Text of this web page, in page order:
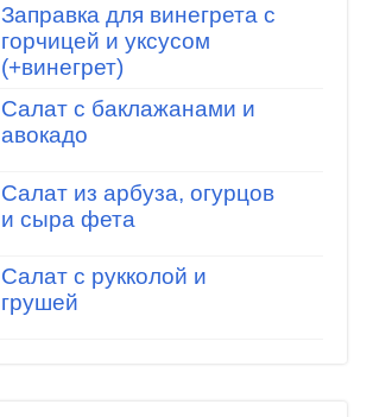
Заправка для винегрета с
горчицей и уксусом
(+винегрет)
Салат с баклажанами и
авокадо
Салат из арбуза, огурцов
и сыра фета
Салат с рукколой и
грушей